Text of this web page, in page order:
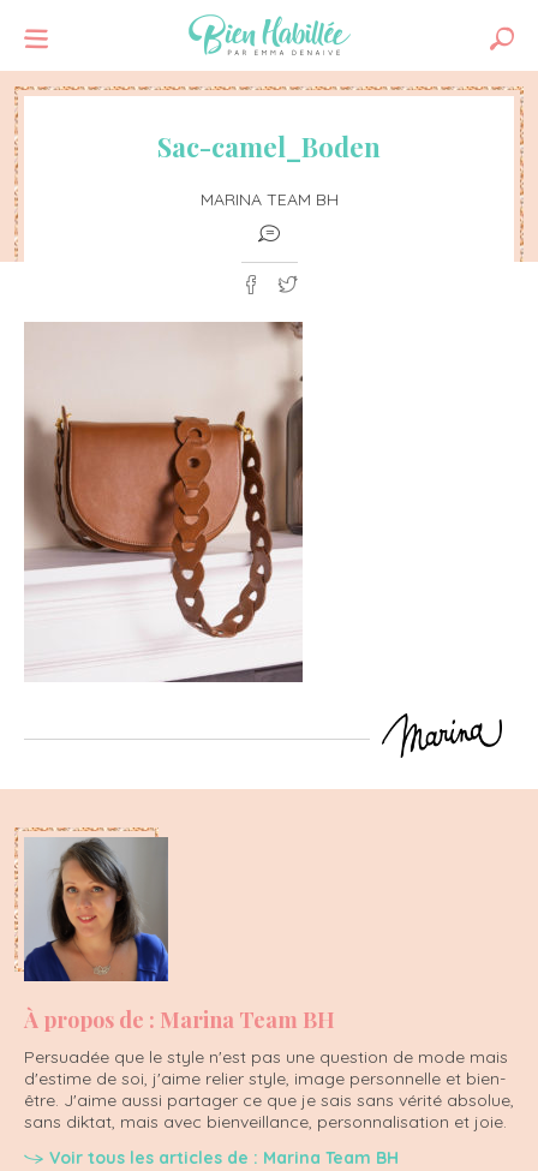
Sac-camel_Boden
MARINA TEAM BH
À propos de : Marina Team BH
Persuadée que le style n'est pas une question de mode mais
d'estime de soi, j'aime relier style, image personnelle et bien-
être. J'aime aussi partager ce que je sais sans vérité absolue,
sans diktat, mais avec bienveillance, personnalisation et joie.
Voir tous les articles de : Marina Team BH